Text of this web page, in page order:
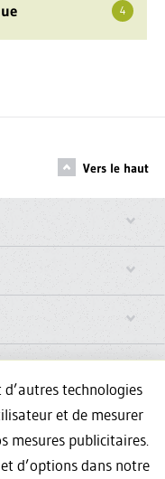
4
Vers le haut
continues? Nous
technologies
et de mesurer
mesures publicitaires.
d’options dans notre